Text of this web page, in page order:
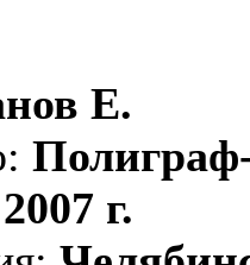
Е.
2007 г.